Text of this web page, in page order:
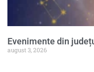
Evenimente din
august 3, 2026